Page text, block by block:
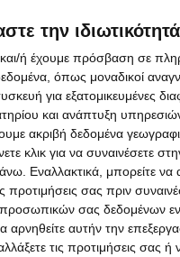
την
και/ή έχουμε πρόσβαση σε
όπως μοναδικοί
για εξατομικευμένες
και ανάπτυξη
ακριβή δεδομένα
κλικ για να συναινέσετε
Εναλλακτικά, μπορείτε
προτιμήσεις σας πριν
σας δεδομένων
αυτήν την
τις προτιμήσεις σας